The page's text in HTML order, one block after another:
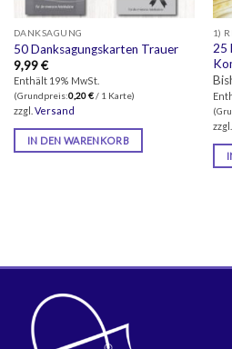
DANKSAGUNG
50 Danksagungskarten Trauer
9,99€
Enthält 19% MwSt.
(Grundpreis:0,20€/ 1 Karte)
zzgl. Versand
IN DEN WARENKORB
1)
25
zzgl.